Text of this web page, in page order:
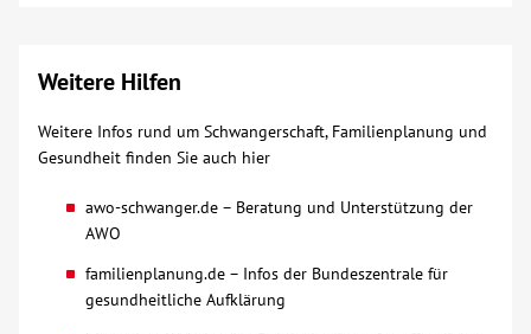
Weitere Hilfen
Weitere Infos rund um Schwangerschaft, Familienplanung und
Gesundheit finden Sie auch hier
awo-schwanger.de – Beratung und Unterstützung der
AWO
familienplanung.de – Infos der Bundeszentrale für
gesundheitliche Aufklärung